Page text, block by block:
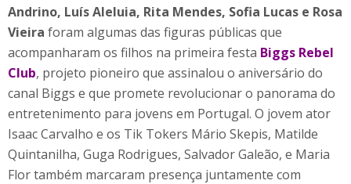
Andrino, Luís Aleluia, Rita Mendes, Sofia Lucas e Rosa
Vieira foram algumas das figuras públicas que
acompanharam os filhos na primeira festa Biggs Rebel
Club, projeto pioneiro que assinalou o aniversário do
canal Biggs e que promete revolucionar o panorama do
entretenimento para jovens em Portugal. O jovem ator
Isaac Carvalho e os Tik Tokers Mário Skepis, Matilde
Quintanilha, Guga Rodrigues, Salvador Galeão, e Maria
Flor também marcaram presença juntamente com